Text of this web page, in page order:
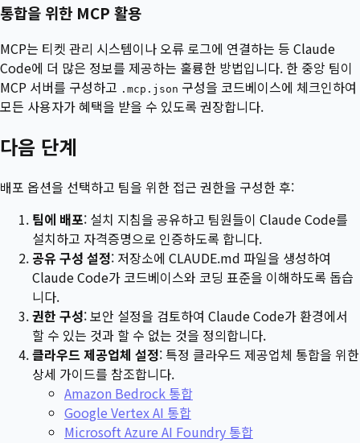
통합을 위한 MCP 활용
MCP는 티켓 관리 시스템이나 오류 로그에 연결하는 등 Claude
Code에 더 많은 정보를 제공하는 훌륭한 방법입니다. 한 중앙 팀이
MCP 서버를 구성하고 .mcp.json 구성을 코드베이스에 체크인하여
모든 사용자가 혜택을 받을 수 있도록 권장합니다.
다음 단계
배포 옵션을 선택하고 팀을 위한 접근 권한을 구성한 후:
팀에 배포: 설치 지침을 공유하고 팀원들이 Claude Code를
설치하고 자격증명으로 인증하도록 합니다.
공유 구성 설정: 저장소에 CLAUDE.md 파일을 생성하여
Claude Code가 코드베이스와 코딩 표준을 이해하도록 돕습
니다.
권한 구성: 보안 설정을 검토하여 Claude Code가 환경에서
할 수 있는 것과 할 수 없는 것을 정의합니다.
클라우드 제공업체 설정: 특정 클라우드 제공업체 통합을 위한
상세 가이드를 참조합니다.
Amazon Bedrock 통합
Google Vertex AI 통합
Microsoft Azure AI Foundry 통합